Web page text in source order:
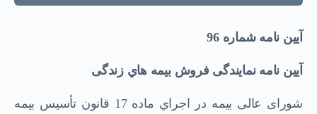
آیین نامه شماره96
آﯾﯿﻦ ﻧﺎﻣﻪ ﻧﻤﺎﯾﻨﺪﮔﯽ ﻓﺮوش ﺑﯿﻤﻪ ﻫﺎي زﻧﺪﮔﯽ
ﺷﻮرای ﻋﺎﻟﯽ ﺑﯿﻤﻪ در اﺟﺮاي ﻣﺎده 17 ﻗﺎﻧﻮن ﺗﺄسیس ﺑﯿﻤﻪ